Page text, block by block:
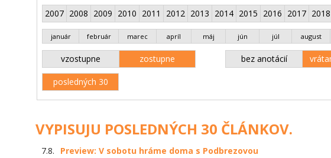
2007 2008 2009 2010 2011 2012 2013 2014 2015 2016 2017 2018
január február marec apríl máj jún júl august
vzostupne zostupne bez anotácií
posledných 30
VYPISUJU POSLEDNÝCH 30 ČLÁNKOV.
7.8. Preview: V sobotu hráme doma s Podbrezovou